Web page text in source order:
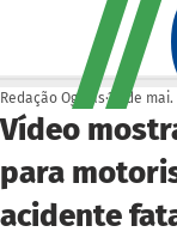
Vídeo
para
acidente
Redação Ogoiás 22 de mai.